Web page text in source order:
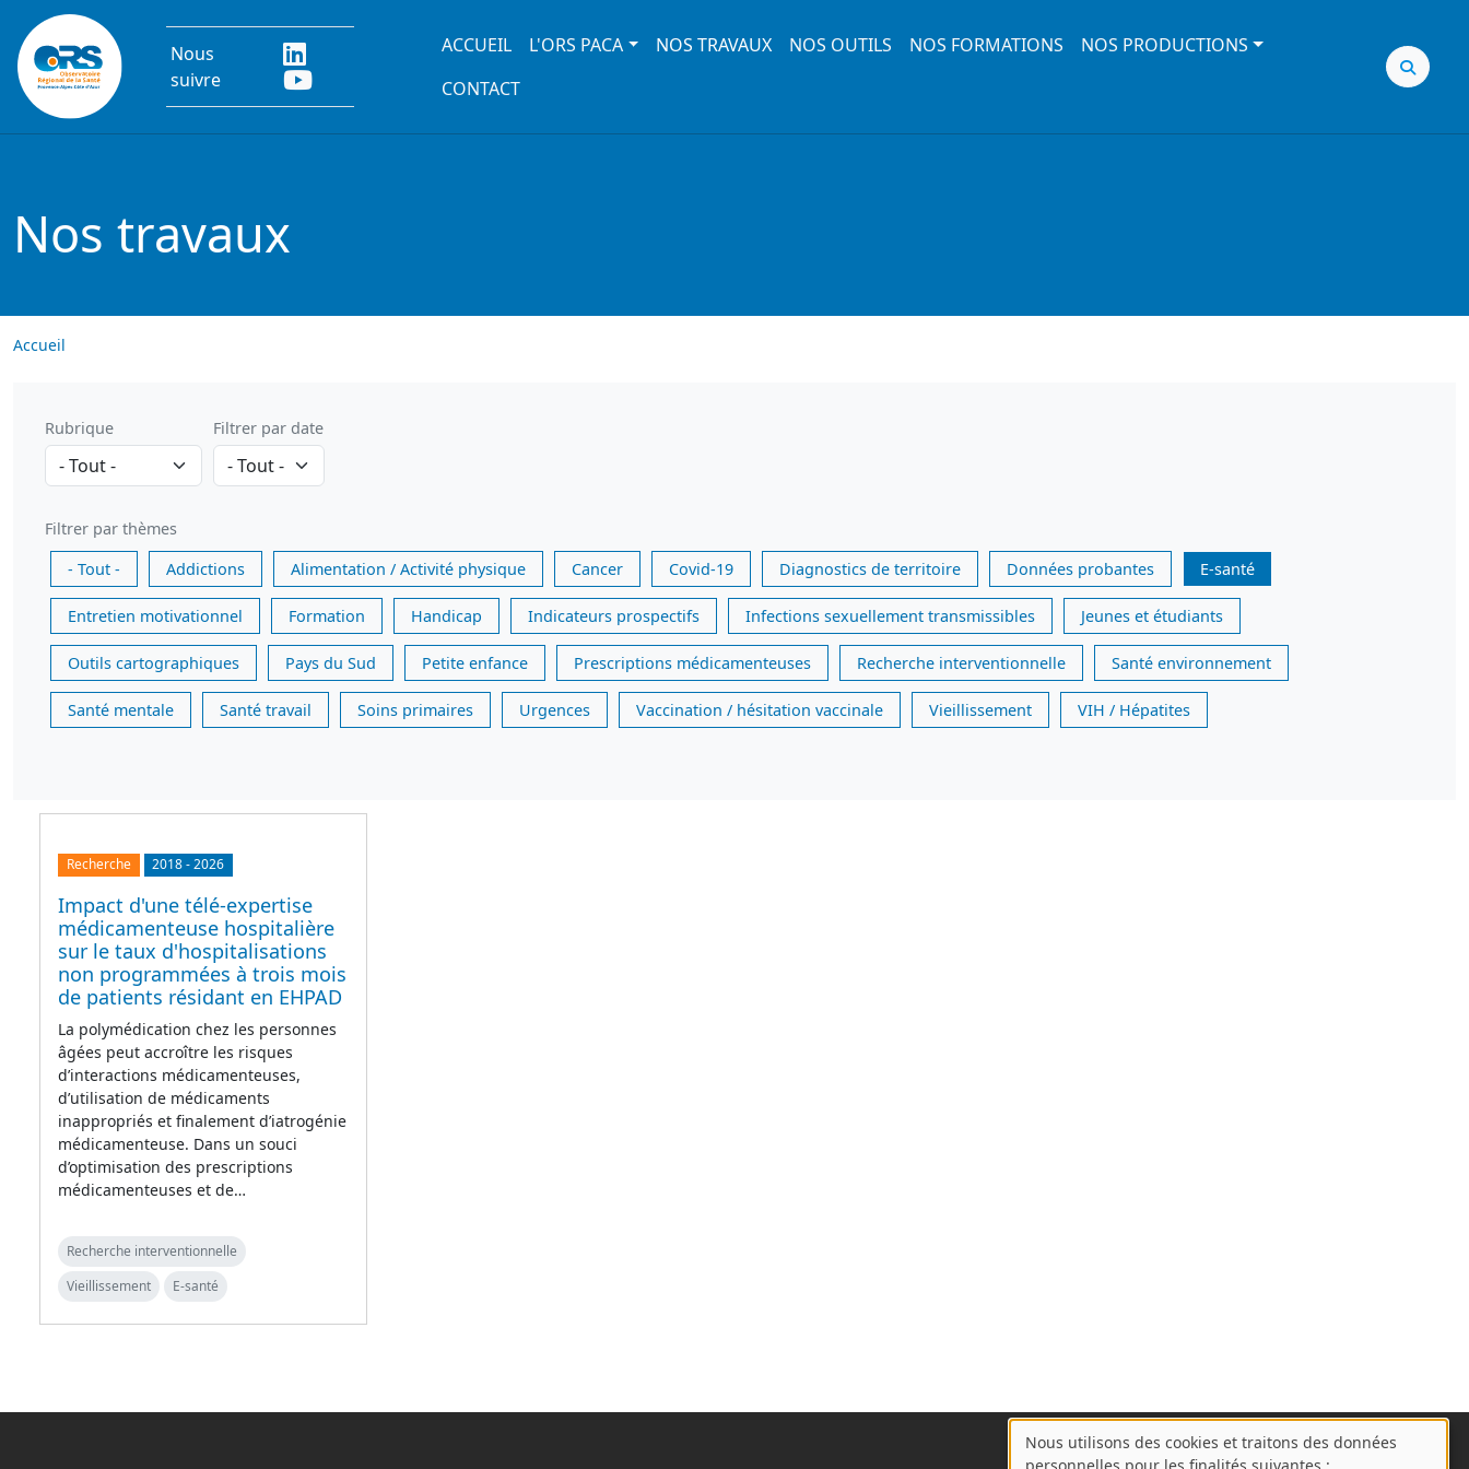
Aller au contenu principal
Nous
suivre
Main navigation
ACCUEIL L'ORS PACA NOS TRAVAUX NOS OUTILS NOS FORMATIONS
NOS PRODUCTIONS
CONTACT
Nos travaux
Accueil
Rubrique Filtrer par date
Filtrer par thèmes
- Tout -
Addictions Alimentation / Activité physique Cancer Covid-19 Diagnostics de territoire Données probantes E-santé
Entretien motivationnel Formation Handicap Indicateurs prospectifs Infections sexuellement transmissibles Jeunes et étudiants
Outils cartographiques Pays du Sud Petite enfance Prescriptions médicamenteuses Recherche interventionnelle Santé environnement
Santé mentale Santé travail Soins primaires Urgences Vaccination / hésitation vaccinale Vieillissement VIH / Hépatites
Recherche 2018-2026
Impact d'une télé-expertise
médicamenteuse hospitalière
sur le taux d'hospitalisations
non programmées à trois mois
de patients résidant en EHPAD
La polymédication chez les personnes
âgées peut accroître les risques
d’interactions médicamenteuses,
d’utilisation de médicaments
inappropriés et finalement d’iatrogénie
médicamenteuse. Dans un souci
d’optimisation des prescriptions
médicamenteuses et de…
Recherche interventionnelle
Vieillissement
E-santé
A
Nous utilisons des cookies et traitons des données